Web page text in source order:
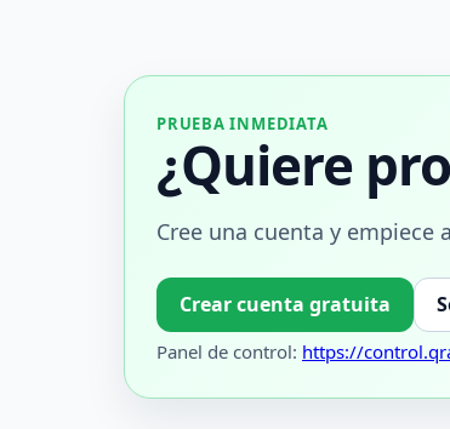
PRUEBA INMEDIATA
¿Quiere
Cree una cuenta y
Crear cuenta gratuita
Panel de control: https://